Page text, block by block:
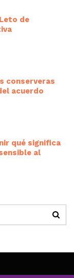
de
conserveras
acuerdo
qué significa
al